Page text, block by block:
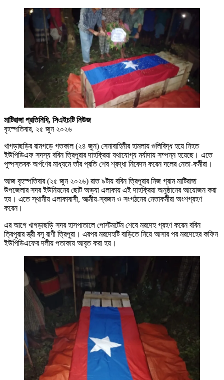
মাটিরাঙ্গা প্রতিনিধি, সিএইচটি নিউজ
বৃহস্পতিবার, ২৫ জুন ২০২৬
খাগড়াছড়ির রামগড়ে গতকাল (২৪ জুন) সেনাবাহিনীর হামলায় গুলিবিদ্ধ হয়ে নিহত
ইউপিডিএফ সদস্য ববিন ত্রিপুরার দাহক্রিয়া যথাযোগ্য মর্যাদায় সম্পন্ন হয়েছে। এতে
পুষ্পস্তবক অর্পণের মাধ্যমে তাঁর প্রতি শেষ শ্রদ্ধা নিবেদন করেন দলের নেতা-কর্মীরা।
আজ বৃহস্পতিবার (২৫ জুন ২০২৬) রাত ৯টায় ববিন ত্রিপুরার নিজ গ্রাম মাটিরাঙ্গা
উপজেলার সদর ইউনিয়নের ছোট অভ্যা এলাকায় এই দাহক্রিয়া অনুষ্ঠানের আয়োজন করা
হয়। এতে স্থানীয় এলাকাবাসী, আত্মীয়-স্বজন ও সংগঠনের নেতাকর্মীরা অংশগ্রহণ
করেন।
এর আগে খাগড়াছড়ি সদর হাসপাতালে পোস্টমর্টেম শেষে মরদেহ গ্রহণ করেন ববিন
ত্রিপুরার স্ত্রী বসু রাণী ত্রিপুরা। এরপর মরদেহটি বাড়িতে নিয়ে আসার পর মরদেহের কফিন
ইউপিডিএফের দলীয় পতাকায় আবৃত করা হয়।